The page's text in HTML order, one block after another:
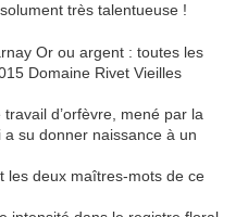
très talentueuse !
Or ou argent : toutes les
Domaine Rivet Vieilles
d’orfèvre, mené par la
su donner naissance à un
les deux maîtres-mots de ce